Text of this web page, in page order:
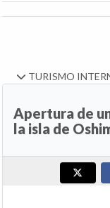
TURISMO
Apertura de
la isla de